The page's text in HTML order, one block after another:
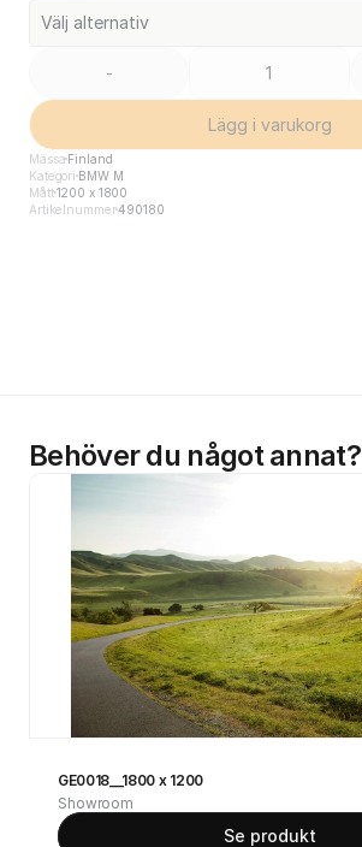
Välj alternativ
-
Lägg i varukorg
Mässa Finland
Kategori BMW M
Mått1200 x 1800
Artikelnummer490180
Behöver du något annat?
GE0018__1800 x 1200
Showroom
Se produkt